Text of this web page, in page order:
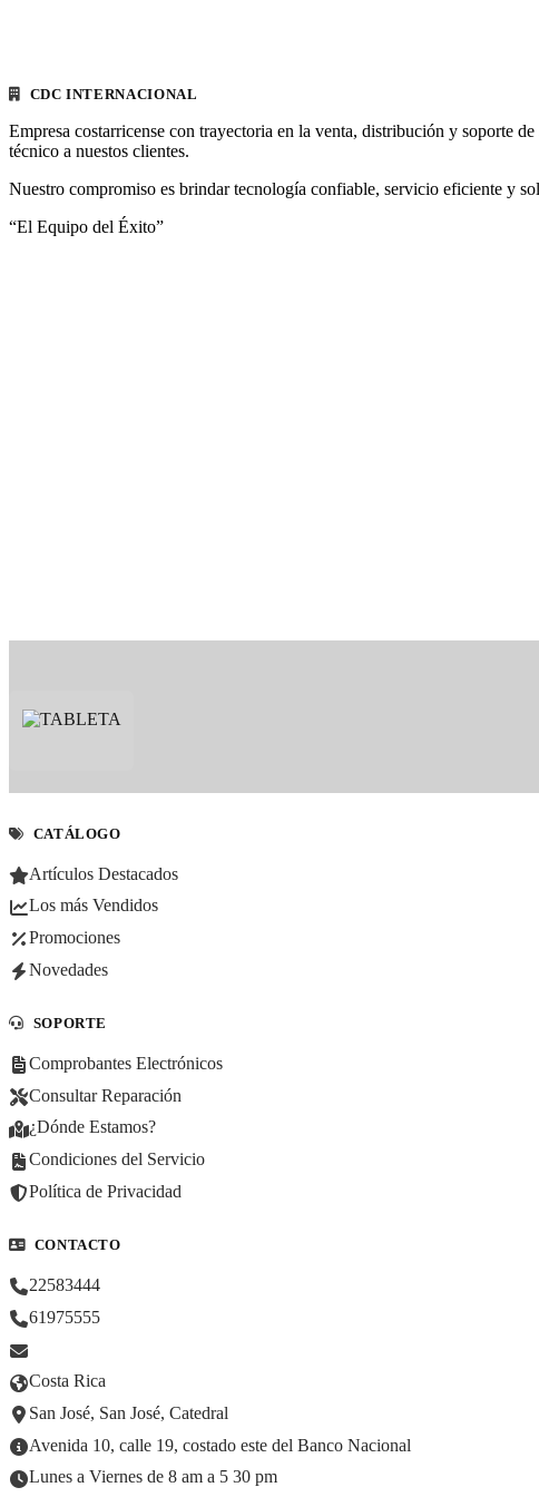
CDC INTERNACIONAL
Empresa costarricense con trayectoria en la venta, distribución y soporte
técnico a nuestos clientes.
Nuestro compromiso es brindar tecnología confiable, servicio eficiente y
“El Equipo del Éxito”
CATÁLOGO
Artículos Destacados
Los más Vendidos
Promociones
Novedades
SOPORTE
Comprobantes Electrónicos
Consultar Reparación
¿Dónde Estamos?
Condiciones del Servicio
Política de Privacidad
CONTACTO
22583444
61975555
Costa Rica
San José, San José, Catedral
Avenida 10, calle 19, costado este del Banco Nacional
Lunes a Viernes de 8 am a 5 30 pm